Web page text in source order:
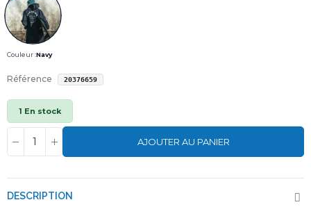
Couleur :Navy
Référence 20376659
1 En stock
AJOUTER AU PANIER
DESCRIPTION